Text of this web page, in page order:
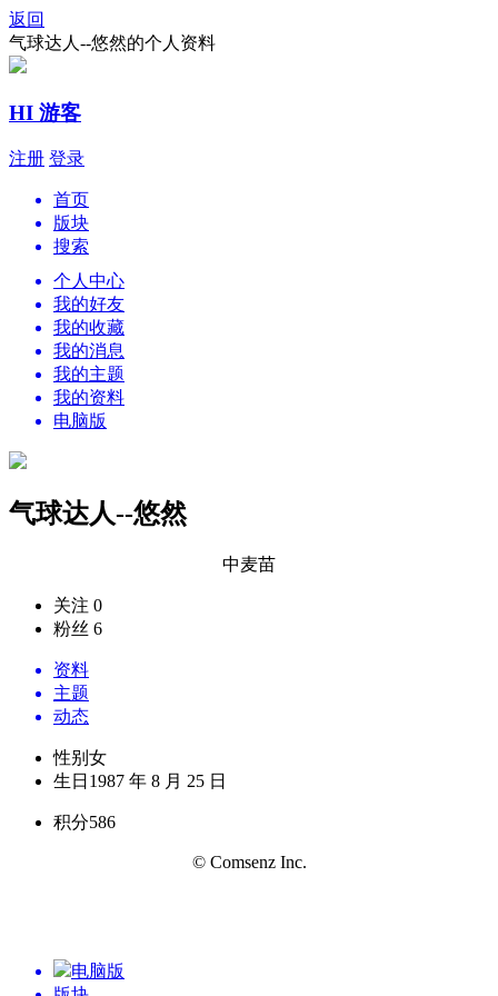
返回
气球达人--悠然的个人资料
HI 游客
注册 登录
首页
版块
搜索
个人中心
我的好友
我的收藏
我的消息
我的主题
我的资料
电脑版
气球达人--悠然
中麦苗
关注 0
粉丝 6
资料
主题
动态
性别 女
生日 1987 年 8 月 25 日
积分586
© Comsenz Inc.
电脑版